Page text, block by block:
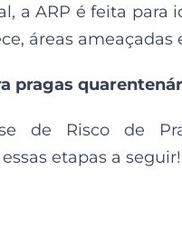
a ARP é feita para
áreas
pragas
de Risco de
etapas a seguir!